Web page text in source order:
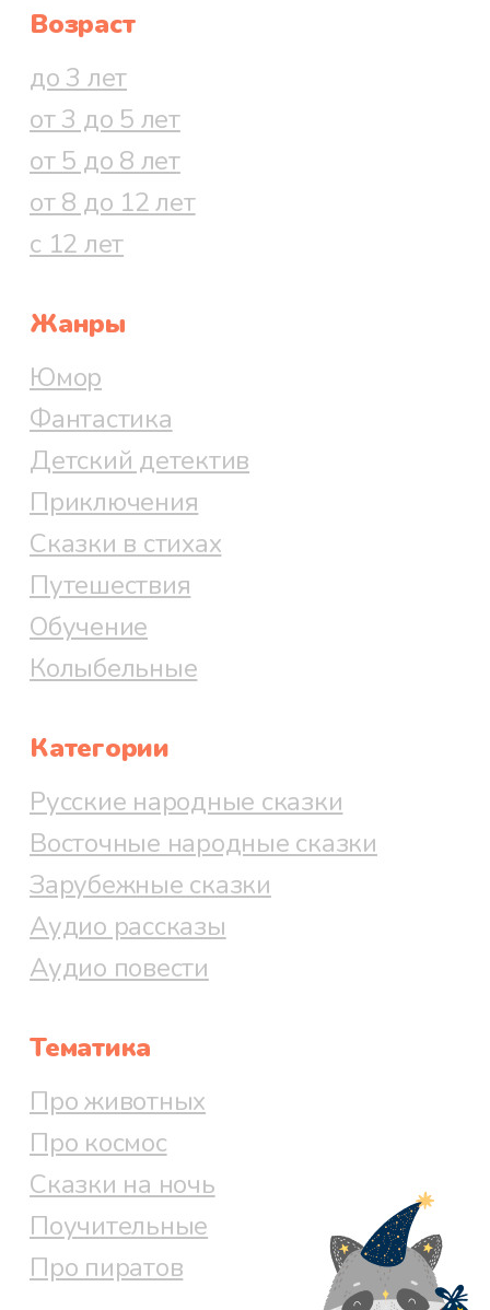
Возраст
до 3 лет
от 3 до 5 лет
от 5 до 8 лет
от 8 до 12 лет
с 12 лет
Жанры
Юмор
Фантастика
Детский детектив
Приключения
Сказки в стихах
Путешествия
Обучение
Колыбельные
Категории
Русские народные сказки
Восточные народные сказки
Зарубежные сказки
Аудио рассказы
Аудио повести
Тематика
Про животных
Про космос
Сказки на ночь
Поучительные
Про пиратов